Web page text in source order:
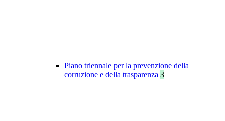
Piano triennale per la prevenzione della
corruzione e della trasparenza 3